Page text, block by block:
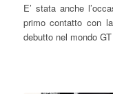
E’ stata anche
primo contatto con
debutto nel mondo